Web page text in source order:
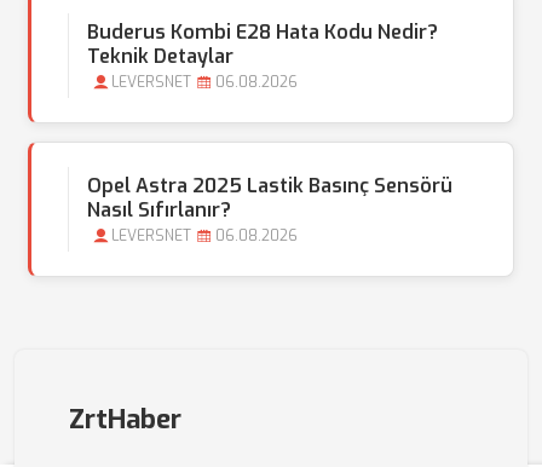
Buderus Kombi E28 Hata Kodu Nedir?
Teknik Detaylar
LEVERSNET 06.08.2026
Opel Astra 2025 Lastik Basınç Sensörü
Nasıl Sıfırlanır?
LEVERSNET 06.08.2026
ZrtHaber